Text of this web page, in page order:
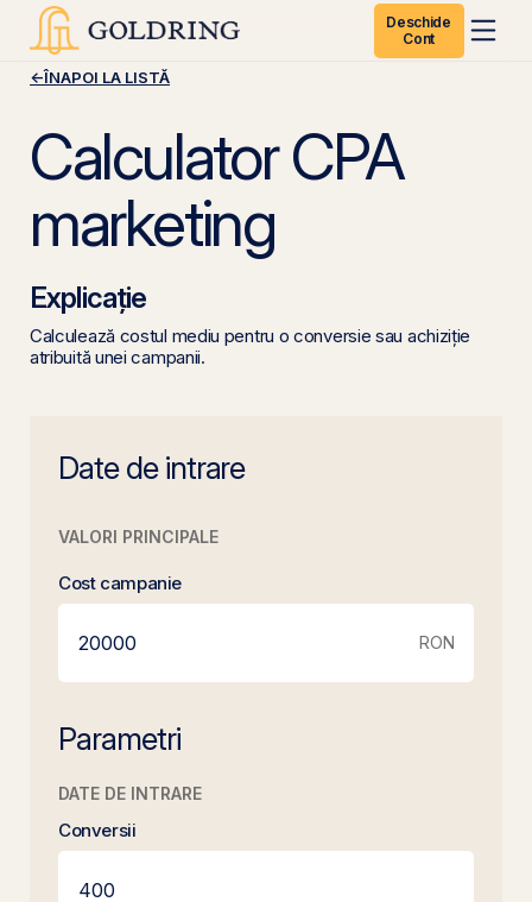
Deschide
Cont
←ÎNAPOI LA LISTĂ
Calculator CPA
marketing
Explicație
Calculează costul mediu pentru o conversie sau achiziție
atribuită unei campanii.
Date de intrare
VALORI PRINCIPALE
Cost campanie
RON
Parametri
DATE DE INTRARE
Conversii